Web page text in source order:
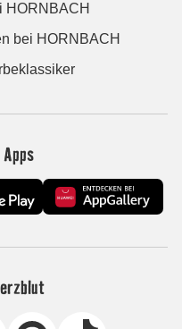
HORNBACH
bei HORNBACH
Apps